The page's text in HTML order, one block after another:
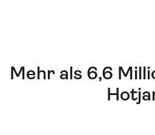
Mehr als 6,6